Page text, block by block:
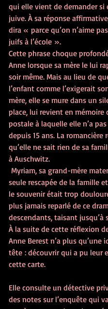
qui elle vient de demander si
juive. À sa réponse
dira « parce qu’on n’aime
juifs à l’école ».
Cette phrase choque
Anne lorsque sa mère le lui
soir même. Mais au lieu de
l’enfant comme l’exigerait
mère, elle se mure dans un
place, lui revient en mémoire
postale à laquelle elle n’a
depuis 15 ans. La romancière
qu’elle ne sait rien de sa
à Auschwitz.
Myriam, sa grand-mère
seule rescapée de la famille
le souvenir était trop
plus jamais reparlé de ce
descendants, taisant jusqu’à
À la suite de cette réflexion
Anne Berest n’a plus qu’une
tête : découvrir qui a pu leur
cette carte.
Elle consulte un détective
des notes sur l’enquête qui